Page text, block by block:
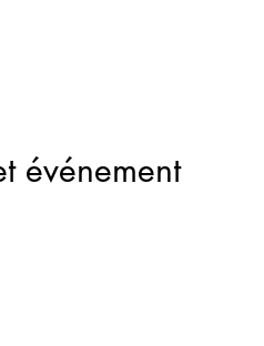
événement